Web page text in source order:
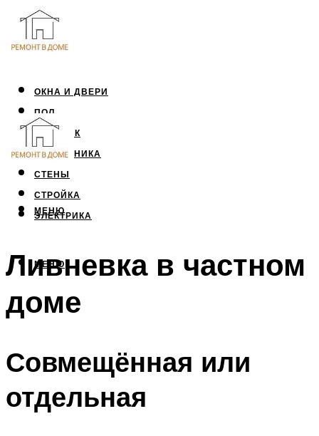
ОКНА И ДВЕРИ
ПОЛ
ПОТОЛОК
САНТЕХНИКА
СТЕНЫ
СТРОЙКА
ЭЛЕКТРИКА
МЕНЮ
МЕНЮ
Ливневка в частном
доме
Совмещённая или
отдельная